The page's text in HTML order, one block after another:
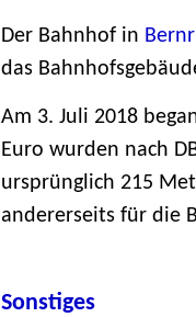
Der Bahnhof in
das
Am 3. Juli 2018
Euro wurden nach
ursprünglich 215
andererseits für die
Sonstiges